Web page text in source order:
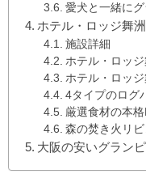
愛犬と一緒に
ホテル・ロッジ舞
施設詳細
ホテル・ロッ
ホテル・ロッ
4タイプのログ
厳選食材の本
森の焚き火リ
大阪の安いグラン